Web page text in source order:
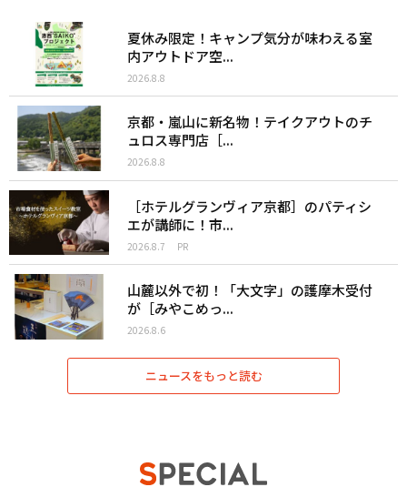
夏休み限定！キャンプ気分が味わえる室
内アウトドア空...
2026.8.8
京都・嵐山に新名物！テイクアウトのチ
ュロス専門店［...
2026.8.8
［ホテルグランヴィア京都］のパティシ
エが講師に！市...
2026.8.7 PR
山麓以外で初！「大文字」の護摩木受付
が［みやこめっ...
2026.8.6
ニュースをもっと読む